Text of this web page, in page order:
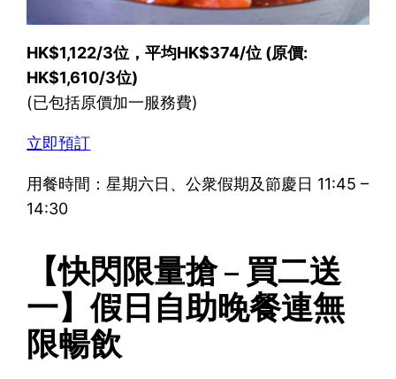
HK$1,122/3位，平均HK$374/位 (原價:
HK$1,610/3位)
(已包括原價加一服務費)
立即預訂
用餐時間：星期六日、公衆假期及節慶日 11:45 –
14:30
【快閃限量搶 – 買二送
一】假日自助晚餐連無
限暢飲